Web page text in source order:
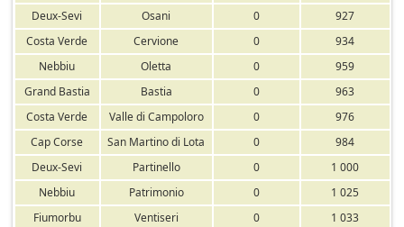
Deux-Sevi
Osani 0
927
Costa Verde
Cervione 0
934
Nebbiu
Oletta 0
959
Grand Bastia
Bastia 0
963
Costa Verde
Valle di Campoloro 0
976
Cap Corse
San Martino di Lota 0
984
Deux-Sevi
Partinello 0
1 000
Nebbiu
Patrimonio 0
1 025
Fiumorbu
Ventiseri 0
1 033